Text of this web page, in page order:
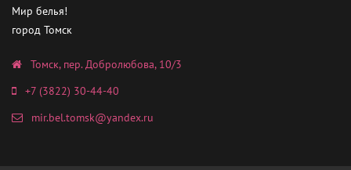
Мир белья!
город Томск
Томск, пер. Добролюбова, 10/3
+7 (3822) 30-44-40
mir.bel.tomsk@yandex.ru